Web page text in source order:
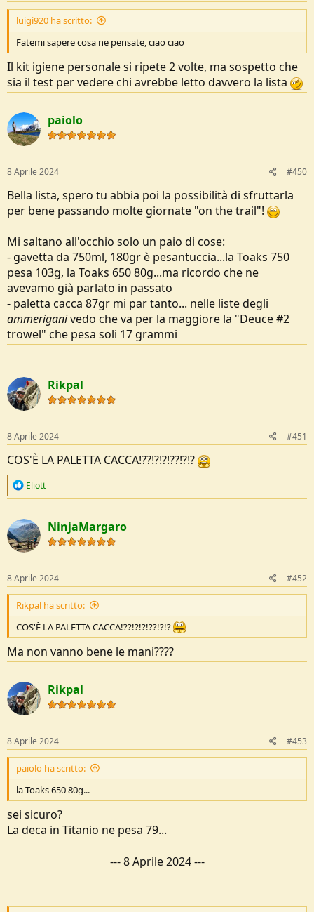
luigi920 ha scritto:
Fatemi sapere cosa ne pensate, ciao ciao
Il kit igiene personale si ripete 2 volte, ma sospetto che
sia il test per vedere chi avrebbe letto davvero la lista
paiolo
8 Aprile 2024 #450
Bella lista, spero tu abbia poi la possibilità di sfruttarla
per bene passando molte giornate "on the trail"!
Mi saltano all'occhio solo un paio di cose:
- gavetta da 750ml, 180gr è pesantuccia...la Toaks 750
pesa 103g, la Toaks 650 80g...ma ricordo che ne
avevamo già parlato in passato
- paletta cacca 87gr mi par tanto... nelle liste degli
ammeriganivedo che va per la maggiore la "Deuce #2
trowel" che pesa soli 17 grammi
Rikpal
8 Aprile 2024 #451
COS'È LA PALETTA CACCA!??!?!?!??!?!?
R
c
t
i
o
s
:
Eliott
NinjaMargaro
8 Aprile 2024 #452
Rikpal ha scritto:
COS'È LA PALETTA CACCA!??!?!?!??!?!?
Ma non vanno bene le mani????
Rikpal
8 Aprile 2024 #453
paiolo ha scritto:
la Toaks 650 80g...
sei sicuro?
La deca in Titanio ne pesa 79...
---8 Aprile 2024---